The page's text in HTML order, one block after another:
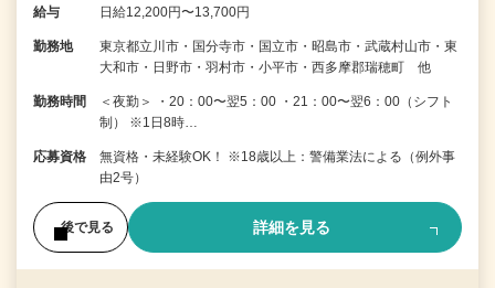
給与 日給12,200円〜13,700円
勤務地
東京都立川市・国分寺市・国立市・昭島市・武蔵村山市・東
大和市・日野市・羽村市・小平市・西多摩郡瑞穂町 他
勤務時間
＜夜勤＞ ・20：00〜翌5：00 ・21：00〜翌6：00（シフト
制） ※1日8時…
応募資格
無資格・未経験OK！ ※18歳以上：警備業法による（例外事
由2号）
後で見る 詳細を見る